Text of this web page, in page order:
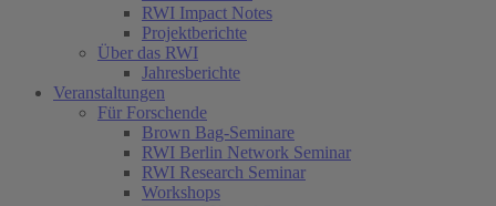
RWI Impact Notes
Projektberichte
Über das RWI
Jahresberichte
Veranstaltungen
Für Forschende
Brown Bag-Seminare
RWI Berlin Network Seminar
RWI Research Seminar
Workshops